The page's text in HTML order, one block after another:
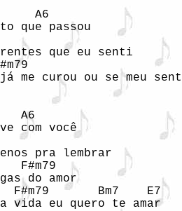
A6
que passou
que eu senti
F#m79
me curou ou se meu
A6
com você
pra lembrar
F#m79
do amor
F#m79       Bm7    E7
vida eu quero te amar